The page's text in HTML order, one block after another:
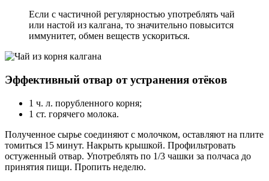
Если с частичной регулярностью употреблять чай
или настой из калгана, то значительно повысится
иммунитет, обмен веществ ускориться.
Эффективный отвар от устранения отёков
1 ч. л. порубленного корня;
1 ст. горячего молока.
Полученное сырье соединяют с молочком, оставляют на плите
томиться 15 минут. Накрыть крышкой. Профильтровать
остуженный отвар. Употреблять по 1/3 чашки за полчаса до
принятия пищи. Пропить неделю.